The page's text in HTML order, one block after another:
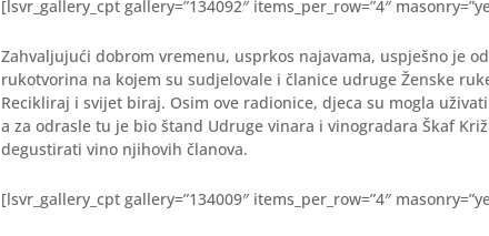
[lsvr_gallery_cpt gallery=”134092″ items_per_row=”4″
Zahvaljujući dobrom vremenu, usprkos najavama, uspješno je
rukotvorina na kojem su sudjelovale i članice udruge Ženske
Recikliraj i svijet biraj. Osim ove radionice, djeca su mogla
a za odrasle tu je bio štand Udruge vinara i vinogradara Škaf
degustirati vino njihovih članova.
[lsvr_gallery_cpt gallery=”134009″ items_per_row=”4″